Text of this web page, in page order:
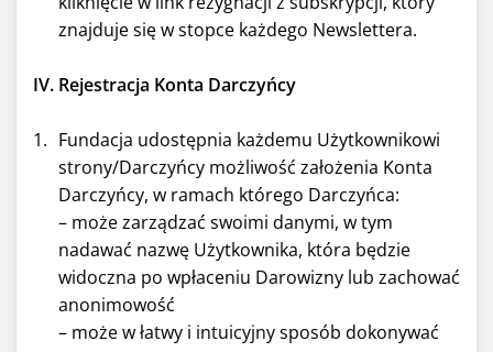
znajduje się w stopce każdego Newslettera.
IV. Rejestracja Konta Darczyńcy
Fundacja udostępnia każdemu Użytkownikowi
strony/Darczyńcy możliwość założenia Konta
Darczyńcy, w ramach którego Darczyńca:
– może zarządzać swoimi danymi, w tym
nadawać nazwę Użytkownika, która będzie
widoczna po wpłaceniu Darowizny lub zachować
anonimowość
– może w łatwy i intuicyjny sposób dokonywać